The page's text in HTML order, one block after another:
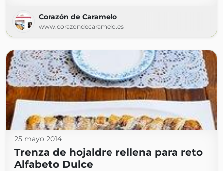
Corazón de Caramelo
www.corazondecaramelo.es
25 mayo 2014
Trenza de hojaldre rellena para reto
Alfabeto Dulce